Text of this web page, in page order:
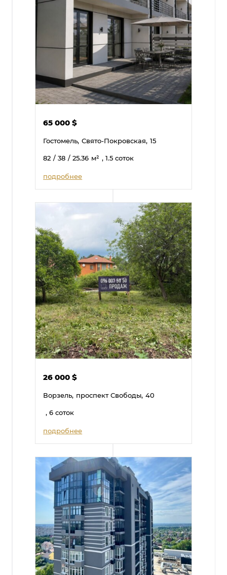
65 000$
Гостомель, Свято-Покровская, 15
82 / 38 / 25.36 м² , 1.5 соток
подробнее
26 000$
Ворзель, проспект Свободы, 40
, 6 соток
подробнее